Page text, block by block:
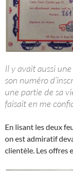
Il y avait aussi
son numéro
une partie de sa
faisait en me
En lisant les deux
on est admiratif
clientèle. Les offres